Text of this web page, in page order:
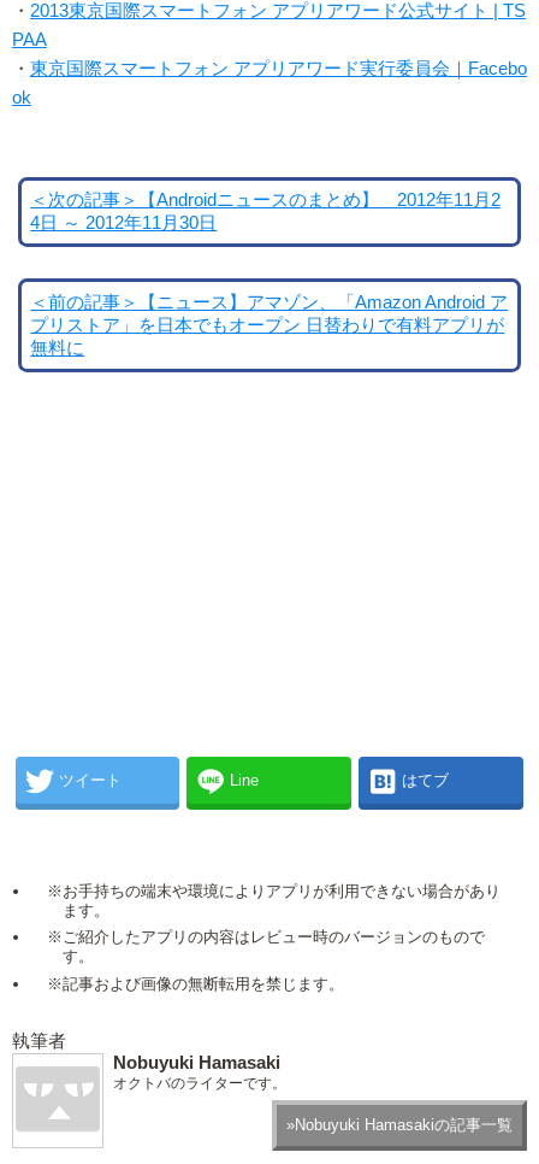
・ 2013東京国際スマートフォン アプリアワード公式サイト | TS
PAA
・ 東京国際スマートフォン アプリアワード実行委員会｜Facebo
ok
＜次の記事＞【Androidニュースのまとめ】 2012年11月2
4日 ～ 2012年11月30日
＜前の記事＞【ニュース】アマゾン、「Amazon Android ア
プリストア」を日本でもオープン 日替わりで有料アプリが
無料に
ツイート Line はてブ
※お手持ちの端末や環境によりアプリが利用できない場合があり
ます。
※ご紹介したアプリの内容はレビュー時のバージョンのもので
す。
※記事および画像の無断転用を禁じます。
執筆者
Nobuyuki Hamasaki
オクトバのライターです。
»Nobuyuki Hamasakiの記事一覧